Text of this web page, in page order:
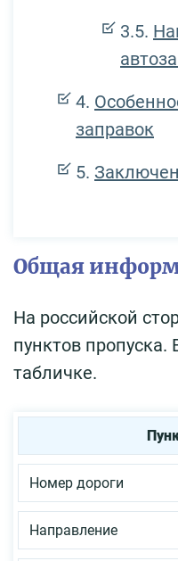
заправок
Общая
На российской
пунктов
табличке.
Номер дороги
Направление